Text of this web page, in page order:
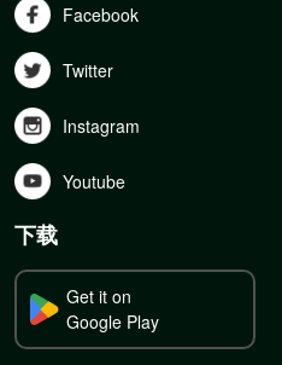
Facebook
Twitter
Instagram
Youtube
下载
Get it on
Google Play